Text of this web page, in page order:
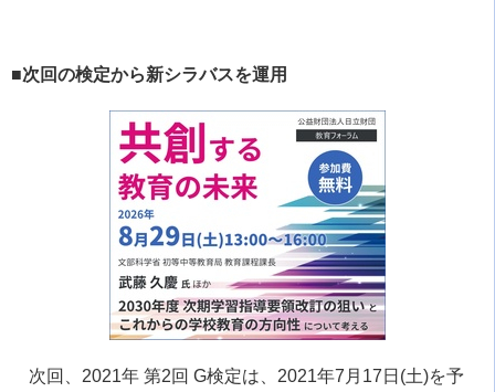
■次回の検定から新シラバスを運用
次回、 2021年 第2回 G検定は、 2021年7 月 17 日 (土)を予